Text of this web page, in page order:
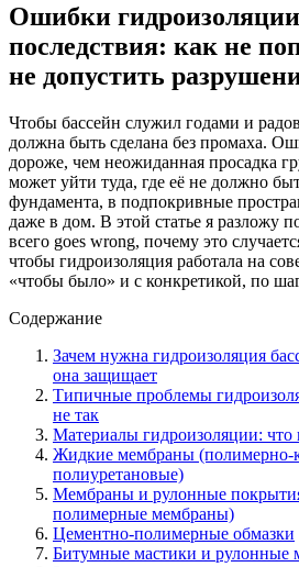
Ошибки
последствия: как не
не допустить
Чтобы бассейн служил годами и
должна быть сделана без промаха.
дороже, чем неожиданная просадка
может уйти туда, где её не должно
фундамента, в подпокривные
даже в дом. В этой статье я разложу
всего goes wrong, почему это
чтобы гидроизоляция работала на
«чтобы было» и с конкретикой, по
Содержание
Зачем нужна гидроизоляция
она защищает
Типичные проблемы
не так
Материалы гидроизоляции: что
Жидкие мембраны (полимерно-
полиуретановые)
Мембраны и рулонные
полимерные мембраны)
Цементно-полимерные обмазки
Битумные мастики и рулонные